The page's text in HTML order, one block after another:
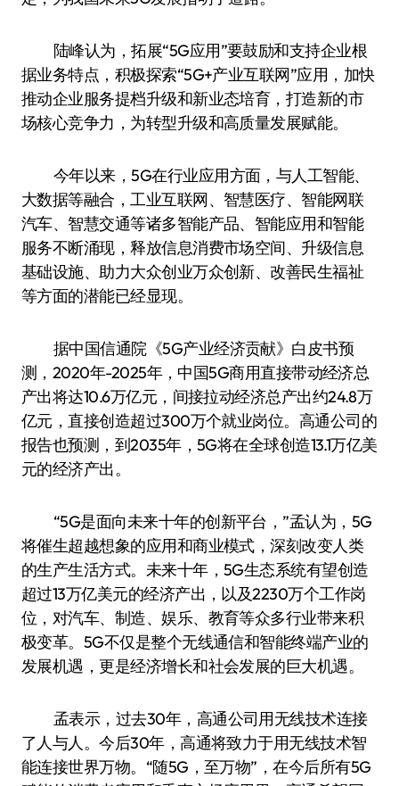
陆峰认为，拓展“5G应用”要鼓励和支持企业根
据业务特点，积极探索“5G+产业互联网”应用，加快
推动企业服务提档升级和新业态培育，打造新的市
场核心竞争力，为转型升级和高质量发展赋能。
今年以来，5G在行业应用方面，与人工智能、
大数据等融合，工业互联网、智慧医疗、智能网联
汽车、智慧交通等诸多智能产品、智能应用和智能
服务不断涌现，释放信息消费市场空间、升级信息
基础设施、助力大众创业万众创新、改善民生福祉
等方面的潜能已经显现。
据中国信通院《5G产业经济贡献》白皮书预
测，2020年-2025年，中国5G商用直接带动经济总
产出将达10.6万亿元，间接拉动经济总产出约24.8万
亿元，直接创造超过300万个就业岗位。高通公司的
报告也预测，到2035年，5G将在全球创造13.1万亿美
元的经济产出。
“5G是面向未来十年的创新平台，”孟认为，5G
将催生超越想象的应用和商业模式，深刻改变人类
的生产生活方式。未来十年，5G生态系统有望创造
超过13万亿美元的经济产出，以及2230万个工作岗
位，对汽车、制造、娱乐、教育等众多行业带来积
极变革。5G不仅是整个无线通信和智能终端产业的
发展机遇，更是经济增长和社会发展的巨大机遇。
孟表示，过去30年，高通公司用无线技术连接
了人与人。今后30年，高通将致力于用无线技术智
能连接世界万物。“随5G，至万物”，在今后所有5G